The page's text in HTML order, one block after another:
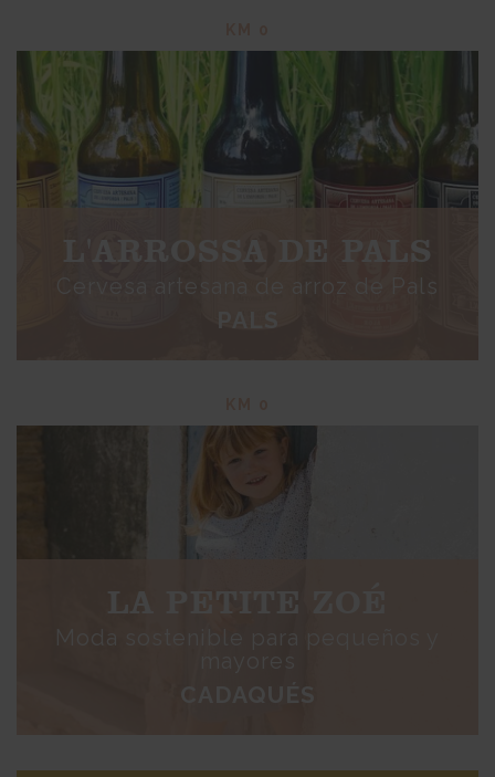
L'ARROSSA DE PALS
Cervesa artesana de arroz de Pals
PALS
LA PETITE ZOÉ
Moda sostenible para pequeños y
mayores
CADAQUÉS